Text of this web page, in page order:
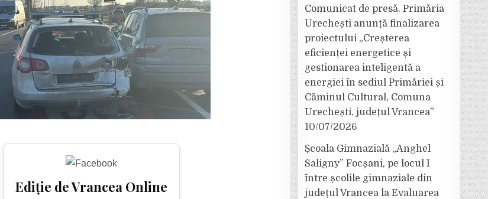
Ediție de Vrancea Online
Comunicat de presă. Primăria
Urechești anunță finalizarea
proiectului „Creșterea
eficienței energetice și
gestionarea inteligentă a
energiei în sediul Primăriei și
Căminul Cultural, Comuna
Urechești, județul Vrancea”
10/07/2026
Școala Gimnazială „Anghel
Saligny” Focșani, pe locul I
între școlile gimnaziale din
județul Vrancea la Evaluarea